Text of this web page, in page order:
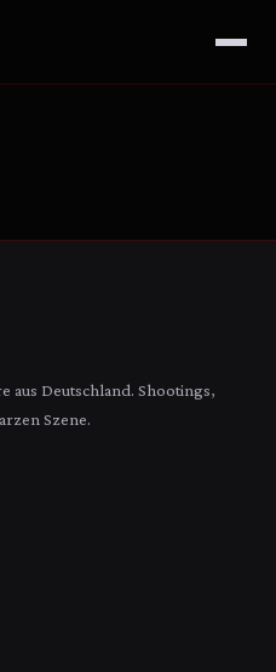
aus Deutschland. Shootings,
Szene.